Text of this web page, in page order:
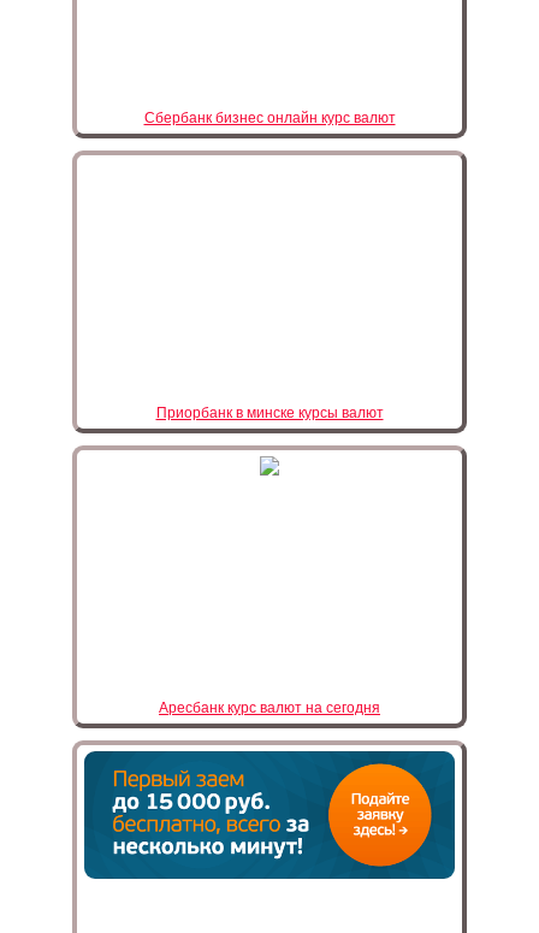
Сбербанк бизнес онлайн курс валют
Приорбанк в минске курсы валют
Аресбанк курс валют на сегодня